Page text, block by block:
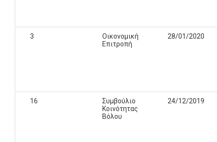
3
Οικονομική
Επιτροπή
28/01/2020
16
Συμβούλιο
Κοινότητας
Βόλου
24/12/2019